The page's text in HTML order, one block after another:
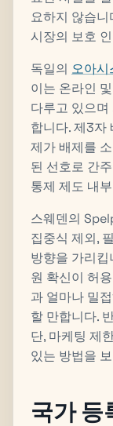
요하지 않습
시장의 보호
독일의 오아시
이는 온라인
다루고 있으
합니다. 제3자
제가 배제를
된 선호로 간
통제 제도 내
스웨덴의
집중식 제외,
방향을 가리
원 확신이 허
과 얼마나 밀
할 만합니다.
단, 마케팅 제
있는 방법을
국가 등